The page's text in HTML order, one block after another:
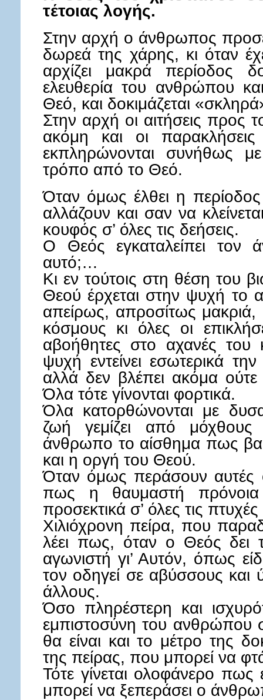
τέτοιας λογής.
Στην αρχή ο άνθρωπος
δωρεά της χάρης, κι όταν
αρχίζει μακρά περίοδος
ελευθερία του ανθρώπου
Θεό, και δοκιμάζεται
Στην αρχή οι αιτήσεις προς
ακόμη και οι
εκπληρώνονται συνήθως
τρόπο από το Θεό.
Όταν όμως έλθει η
αλλάζουν και σαν να
κουφός σ’ όλες τις δεήσεις.
Ο Θεός εγκαταλείπει τον
αυτό;…
Κι εν τούτοις στη θέση του
Θεού έρχεται στην ψυχή το
απείρως, απροσίτως
κόσμους κι όλες οι
αβοήθητες στο αχανές του
ψυχή εντείνει εσωτερικά
αλλά δεν βλέπει ακόμα
Όλα τότε γίνονται φορτικά.
Όλα κατορθώνονται με
ζωή γεμίζει από
άνθρωπο το αίσθημα πως
και η οργή του Θεού.
Όταν όμως περάσουν αυτές
πως η θαυμαστή
προσεκτικά σ’ όλες τις
Χιλιόχρονη πείρα, που
λέει πως, όταν ο Θεός δει
αγωνιστή γι’ Αυτόν, όπως
τον οδηγεί σε αβύσσους και
άλλους.
Όσο πληρέστερη και
εμπιστοσύνη του ανθρώπου
θα είναι και το μέτρο της
της πείρας, που μπορεί να
Τότε γίνεται ολοφάνερο
μπορεί να ξεπεράσει ο